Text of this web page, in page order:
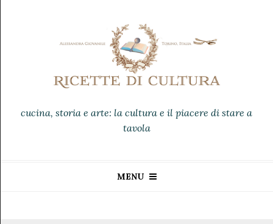
cucina, storia e arte: la cultura e il piacere di stare a
tavola
MENU